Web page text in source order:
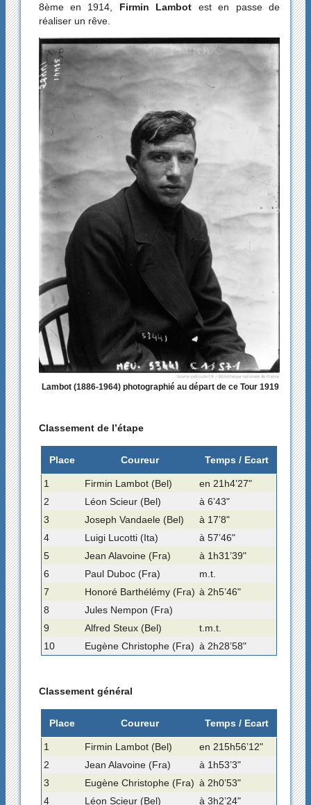
8ème en 1914, Firmin Lambot est en passe de
réaliser un rêve.
Lambot (1886-1964) photographié au départ de ce Tour 1919
Classement de l’étape
Place Coureur Temps / Ecart
1 Firmin Lambot (Bel)
en 21h4’27"
2
Léon Scieur (Bel)
à 6’43"
3
Joseph Vandaele (Bel)
à 17’8"
4
Luigi Lucotti (Ita)
à 57’46"
5
Jean Alavoine (Fra)
à 1h31’39"
6
Paul Duboc (Fra)
m.t.
7
Honoré Barthélémy (Fra) à 2h5’46"
8
Jules Nempon (Fra)
9
Alfred Steux (Bel)
t.m.t.
10
Eugène Christophe (Fra) à 2h28’58"
Classement général
Place Coureur Temps / Ecart
1 Firmin Lambot (Bel)
en 215h56’12"
2
Jean Alavoine (Fra)
à 1h53’3"
3
Eugène Christophe (Fra) à 2h0’53"
4
Léon Scieur (Bel) à 3h2’24"